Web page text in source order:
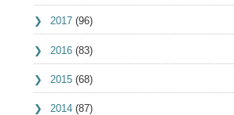
2017 (96)
2016 (83)
2015 (68)
2014 (87)